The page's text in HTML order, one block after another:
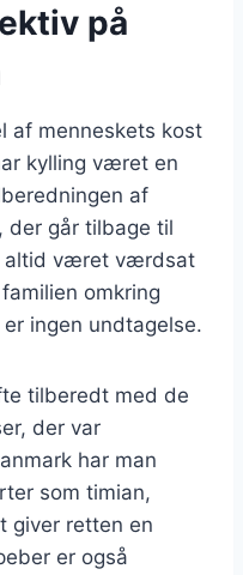
på
af menneskets kost
kylling været en
af
der går tilbage til
altid været værdsat
omkring
ingen undtagelse.
tilberedt med de
der var
har man
som timian,
giver retten en
er også